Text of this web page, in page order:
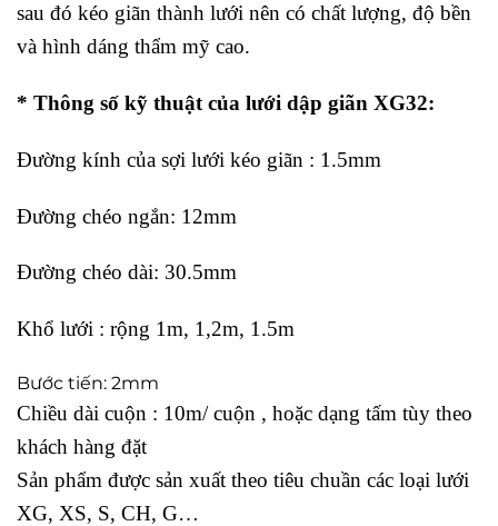
sau đó kéo giãn thành lưới nên có chất lượng, độ bền
và hình dáng thẩm mỹ cao.
* Thông số kỹ thuật của lưới dập giãn XG32:
Đường kính của sợi lưới kéo giãn : 1.5mm
Đường chéo ngắn: 12mm
Đường chéo dài: 30.5mm
Khổ lưới : rộng 1m, 1,2m, 1.5m
Bước tiến: 2mm
Chiều dài cuộn : 10m/ cuộn , hoặc dạng tấm tùy theo
khách hàng đặt
Sản phẩm được sản xuất theo tiêu chuần các loại lưới
XG, XS, S, CH, G…